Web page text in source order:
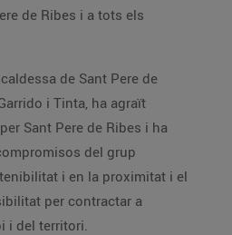
de Ribes i a tots els
de Sant Pere de
i Tinta, ha agraït
Sant Pere de Ribes i ha
del grup
i en la proximitat i el
per contractar a
i del territori.